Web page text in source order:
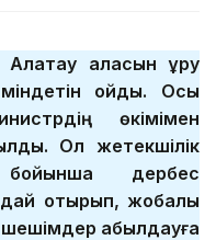
қаласын құру
қойды. Осы
өкімімен
Ол жетекшілік
дербес
отырып, жобалық
шешімдер қабылдауға